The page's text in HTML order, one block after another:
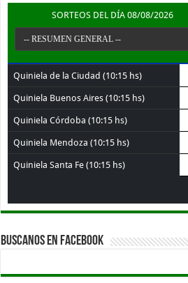
SORTEOS DEL DÍA 08/08/2026
Quiniela de la Ciudad (10:15 hs)
Quiniela Buenos Aires (10:15 hs)
Quiniela Córdoba (10:15 hs)
Quiniela Mendoza (10:15 hs)
Quiniela Santa Fe (10:15 hs)
BUSCANOS EN FACEBOOK